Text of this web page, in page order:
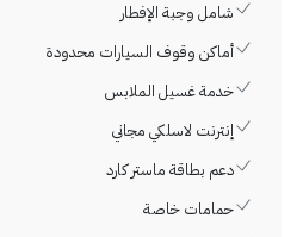
شامل وجبة الإفطار
أماكن وقوف السيارات محدودة
خدمة غسيل الملابس
إنترنت لاسلكي مجاني
دعم بطاقة ماستر كارد
حمامات خاصة